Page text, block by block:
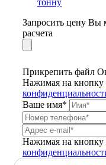
Запросить цену Вы
расчета
Прикрепить файл
Нажимая на кнопку
Ваше имя*
Нажимая на кнопку